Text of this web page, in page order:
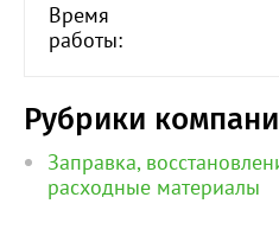
Время
работы:
Рубрики
Заправка,
расходные материалы